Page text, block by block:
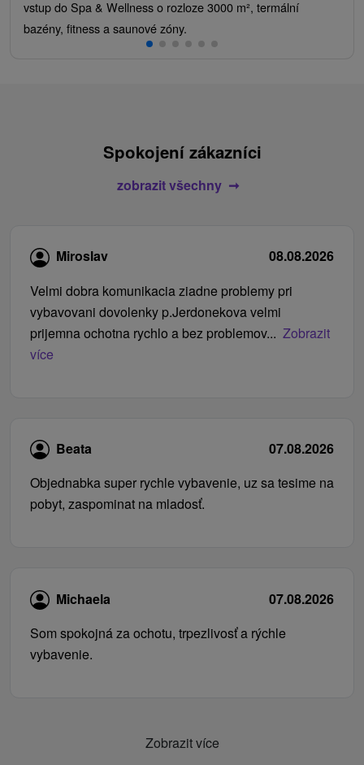
vstup do Spa & Wellness o rozloze 3000 m², termální
bazény, fitness a saunové zóny.
Spokojení zákazníci
zobrazit všechny
Miroslav
08.08.2026
Velmi dobra komunikacia ziadne problemy pri
vybavovani dovolenky p.Jerdonekova velmi
prijemna ochotna rychlo a bez problemov... Zobrazit
více
Beata
07.08.2026
Objednabka super rychle vybavenie, uz sa tesime na
pobyt, zaspominat na mladosť.
Michaela
07.08.2026
Som spokojná za ochotu, trpezlivosť a rýchle
vybavenie.
Zobrazit více